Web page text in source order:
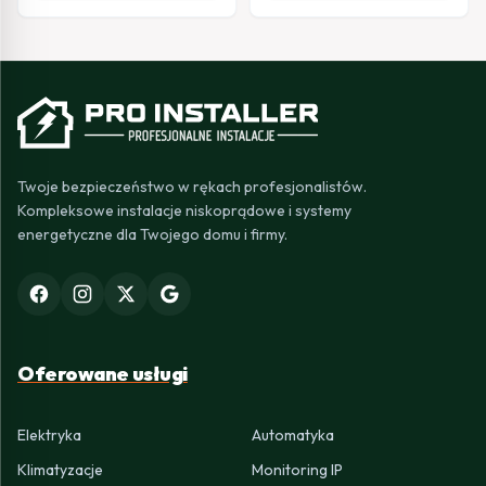
Twoje bezpieczeństwo w rękach profesjonalistów.
Kompleksowe instalacje niskoprądowe i systemy
energetyczne dla Twojego domu i firmy.
Oferowane usługi
Elektryka
Automatyka
Klimatyzacje
Monitoring IP